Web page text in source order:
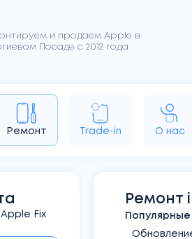
и продаем Apple в
Посаде с 2012 года
Ремонт Trade-in О нас
Fix
Ремонт
Популярные